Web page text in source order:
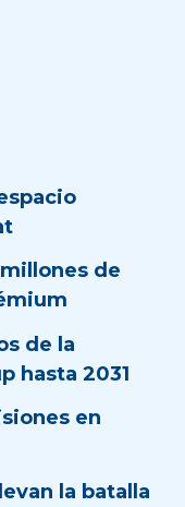
de
de la
hasta 2031
en
la batalla